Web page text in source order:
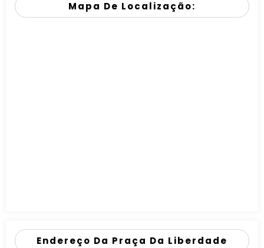
Mapa De Localização:
Endereço Da Praça Da Liberdade